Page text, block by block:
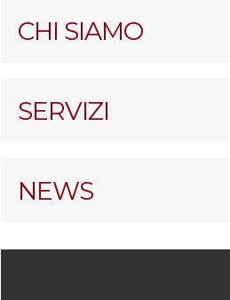
CHI SIAMO
SERVIZI
NEWS